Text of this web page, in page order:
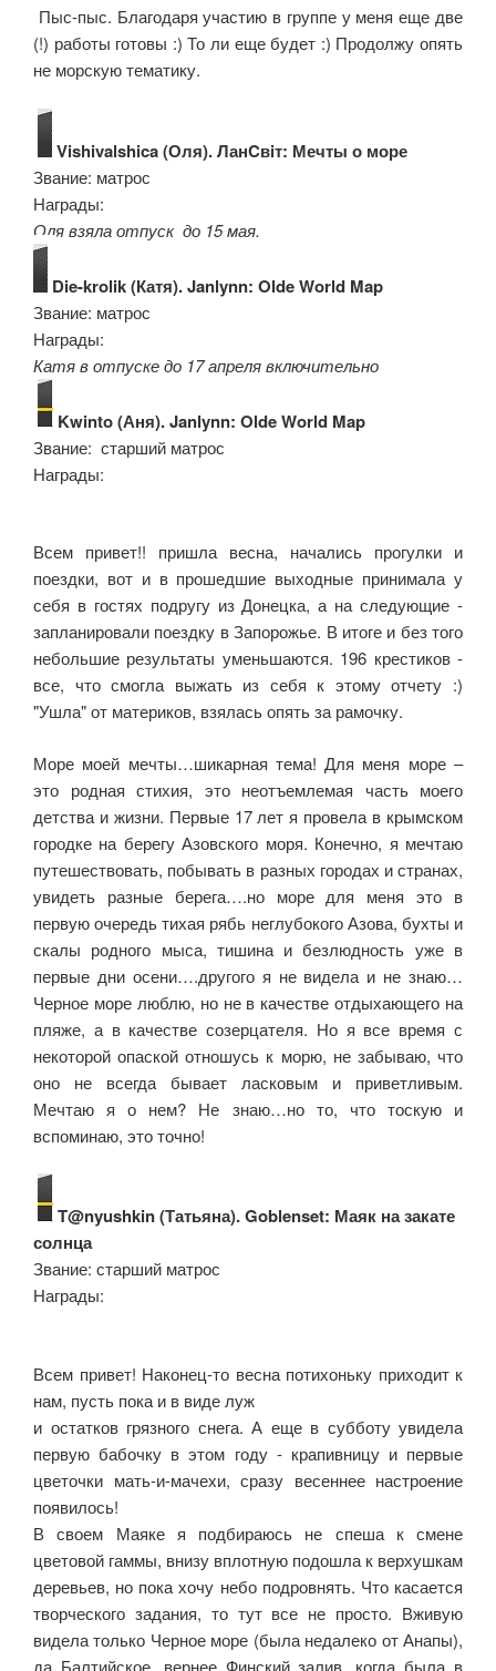
Пыс-пыс. Благодаря участию в группе у меня еще две
(!) работы готовы :) То ли еще будет :) Продолжу опять
не морскую тематику.
Vishivalshica (Оля). ЛанCвiт: Мечты о море
Звание: матрос
Награды:
Оля взяла отпуск до 15 мая.
Die-krolik (Катя). Janlynn: Olde World Map
Звание: матрос
Награды:
Катя в отпуске до 17 апреля включительно
Kwinto (Аня). Janlynn: Olde World Map
Звание: старший матрос
Награды:
Всем привет!! пришла весна, начались прогулки и
поездки, вот и в прошедшие выходные принимала у
себя в гостях подругу из Донецка, а на следующие -
запланировали поездку в Запорожье. В итоге и без того
небольшие результаты уменьшаются. 196 крестиков -
все, что смогла выжать из себя к этому отчету :)
"Ушла" от материков, взялась опять за рамочку.
Море моей мечты…шикарная тема! Для меня море –
это родная стихия, это неотъемлемая часть моего
детства и жизни. Первые 17 лет я провела в крымском
городке на берегу Азовского моря. Конечно, я мечтаю
путешествовать, побывать в разных городах и странах,
увидеть разные берега….но море для меня это в
первую очередь тихая рябь неглубокого Азова, бухты и
скалы родного мыса, тишина и безлюдность уже в
первые дни осени….другого я не видела и не знаю…
Черное море люблю, но не в качестве отдыхающего на
пляже, а в качестве созерцателя. Но я все время с
некоторой опаской отношусь к морю, не забываю, что
оно не всегда бывает ласковым и приветливым.
Мечтаю я о нем? Не знаю…но то, что тоскую и
вспоминаю, это точно!
T@nyushkin (Татьяна). Goblenset: Маяк на закате
солнца
Звание: старший матрос
Награды:
Всем привет! Наконец-то весна потихоньку приходит к
нам, пусть пока и в виде луж
и остатков грязного снега. А еще в субботу увидела
первую бабочку в этом году - крапивницу и первые
цветочки мать-и-мачехи, сразу весеннее настроение
появилось!
В своем Маяке я подбираюсь не спеша к смене
цветовой гаммы, внизу вплотную подошла к верхушкам
деревьев, но пока хочу небо подровнять. Что касается
творческого задания, то тут все не просто. Вживую
видела только Черное море (была недалеко от Анапы),
да Балтийское, вернее Финский залив, когда была в